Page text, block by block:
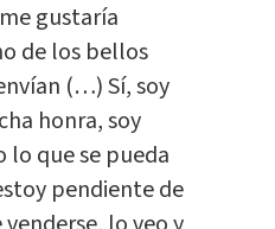
gustaría
de los bellos
(…) Sí, soy
honra, soy
lo que se pueda
pendiente de